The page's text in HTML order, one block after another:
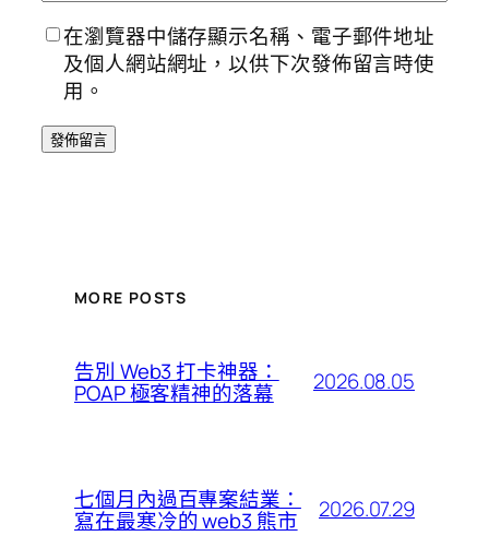
在瀏覽器中儲存顯示名稱、電子郵件地址
及個人網站網址，以供下次發佈留言時使
用。
MORE POSTS
告別 Web3 打卡神器：
POAP 極客精神的落幕 2026.08.05
七個月內過百專案結業：
寫在最寒冷的 web3 熊市 2026.07.29